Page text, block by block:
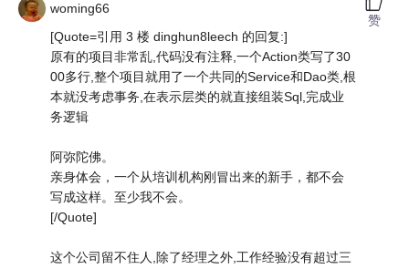
woming66
[Quote=引用 3 楼 dinghun8leech 的回复:]
原有的项目非常乱,代码没有注释,一个Action类写了30
00多行,整个项目就用了一个共同的Service和Dao类,根
本就没考虑事务,在表示层类的就直接组装Sql,完成业
务逻辑
阿弥陀佛。
亲身体会，一个从培训机构刚冒出来的新手，都不会
写成这样。至少我不会。
[/Quote]
这个公司留不住人,除了经理之外,工作经验没有超过三
赞